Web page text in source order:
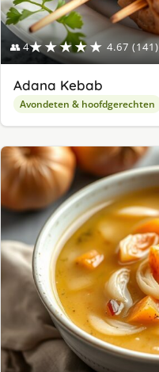
👥 4★★★★★ 4.67 (141)
Adana Kebab
Avondeten & hoofdgerechten